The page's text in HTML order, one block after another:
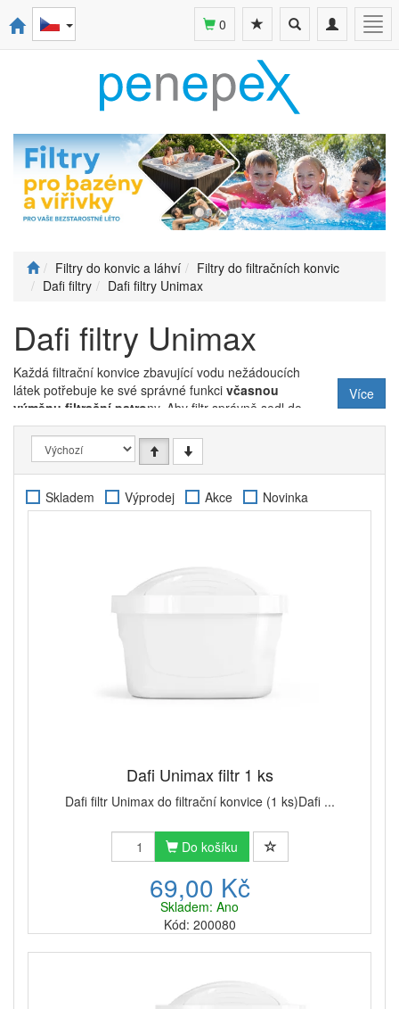
Toggle
navigation
Toggle
search
0
Filtry do konvic a láhví
Filtry do filtračních konvic
Dafi filtry
Dafi filtry Unimax
Dafi filtry Unimax
Každá filtrační konvice zbavující vodu nežádoucích
látek potřebuje ke své správné funkci včasnou
výměnu filtrační patrony. Aby filtr správně sedl do
tvaru konvice a voda nemohla protékat mimo, je
potřeba vybírat
originální filtrační patronu
vyhovujícím konkrétnímu modelu konvice. Právě
z tohoto důvodu vám profiltrační konvice Dafi
Unimax nabízíme originální Unimax filtry, které si
poradí s širokou škálou kontaminantů, jako například
Výsledkem bude dokonale čistá voda s chutí
pramenité vody z lesního potůčku, která nebude
Filtrační patrony Dafi Unimax si můžete pořídit
v různém množství. V našem sortimentu najdete i
, který lze využít na otestování
zvýhodněnou sadu 12 ks, která vám při dodržování
intenzitě používání vaší filtrační konvice a také na
Tvrdší vodasamozřejmězkracuje cyklus výměny
, který se rychleji zanáší. Používání konvice
s nefunkčním filtrem je prakticky stejné jako kdybyste
používali konvici bez filtru.
A pokud chcete nejen čistou vodu, ale také doplnit
svůj pitný režim a tělo o cennýhořčík, vyzkoušejte
Dafi Unimax Mg+. Tyto patrony
správnou funkci svalů, nervové soustavy a celkovou
tělesnou vitalitu. Objednat můžete také
Více
Skladem Výprodej Akce Novinka
Dafi Unimax filtr 1 ks
Dafi filtr Unimax do filtrační konvice (1 ks)Dafi ...
Do košíku
69,00 Kč
Skladem: Ano
Kód: 200080